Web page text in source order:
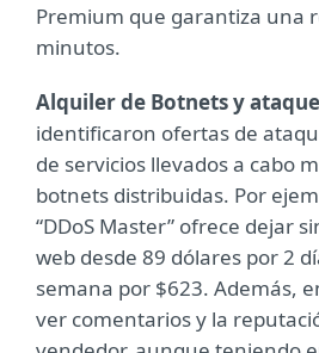
Premium que garantiza una
minutos.
Alquiler de Botnets y
identificaron ofertas de
de servicios llevados a cabo
botnets distribuidas. Por
“DDoS Master” ofrece dejar
web desde 89 dólares por 2
semana por $623. Además,
ver comentarios y la